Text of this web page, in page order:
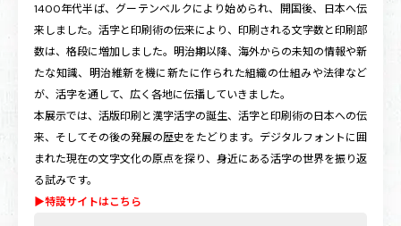
1400年代半ば、グーテンベルクにより始められ、開国後、日本へ伝
来しました。活字と印刷術の伝来により、印刷される文字数と印刷部
数は、格段に増加しました。明治期以降、海外からの未知の情報や新
たな知識、明治維新を機に新たに作られた組織の仕組みや法律など
が、活字を通して、広く各地に伝播していきました。
本展示では、活版印刷と漢字活字の誕生、活字と印刷術の日本への伝
来、そしてその後の発展の歴史をたどります。デジタルフォントに囲
まれた現在の文字文化の原点を探り、身近にある活字の世界を振り返
る試みです。
▶特設サイトはこちら